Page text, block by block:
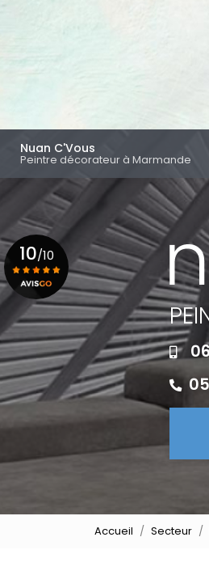
principal
Nuan C'Vous
Peintre décorateur à Marmande
10/10
Voir le certificat
Accueil Secteur